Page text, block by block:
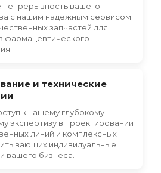
непрерывность вашего
с нашим надежным сервисом
запчастей для
фармацевтического
и технические
к нашему глубокому
экспертизу в проектировании
линий и комплексных
индивидуальные
вашего бизнеса.